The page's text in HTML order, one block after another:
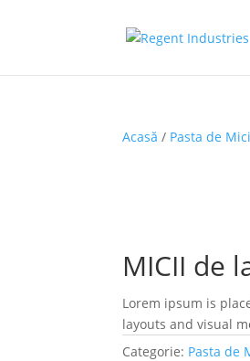
Acasă / Pasta de Mici
MICII de
Lorem ipsum is
layouts and visual
Categorie: Pasta de